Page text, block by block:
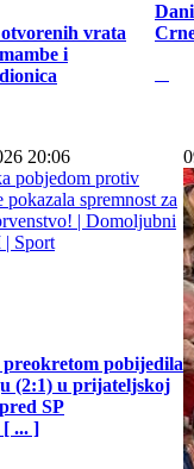
vrata
i
20:06
pobijedila
(2:1) u prijateljskoj
SP
... ]